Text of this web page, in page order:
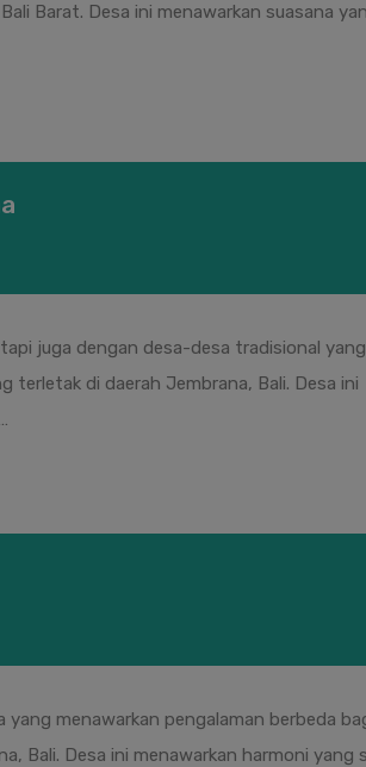
Barat. Desa ini menawarkan suasana
juga dengan desa-desa tradisional
terletak di daerah Jembrana, Bali. Desa ini
menawarkan pengalaman berbeda
Bali. Desa ini menawarkan harmoni yang